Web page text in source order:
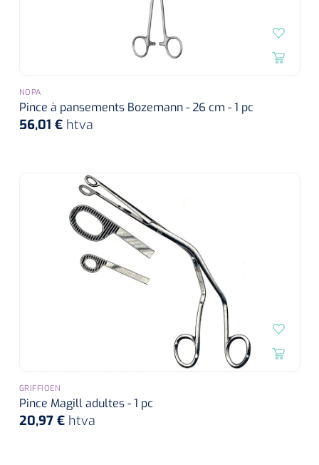
Dissolvant de couche adhésive
Agraffes de fixation
Bassin renal
Nettoyeurs de plaies
NOPA
Pince à pansements Bozemann - 26 cm - 1 pc
56,01 € htva
GRIFFIOEN
Pince Magill adultes - 1 pc
20,97 € htva